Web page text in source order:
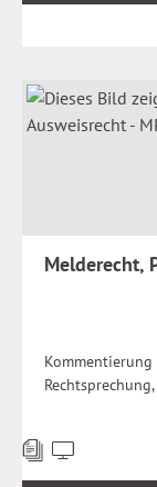
Melderecht,
Kommentierung
Preise
inkl.